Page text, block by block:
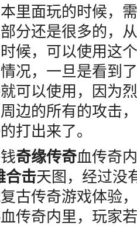
里面玩的时候，
分还是很多的，
候，可以使用这
况，一旦是看到
可以使用，因为
边的所有的攻击
打出来了。
奇缘传奇血传奇
合击天图，经过没
古传奇游戏体验
传奇内里，玩家